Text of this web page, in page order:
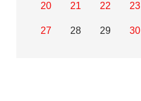
20 21 22 23
27 28 29 30